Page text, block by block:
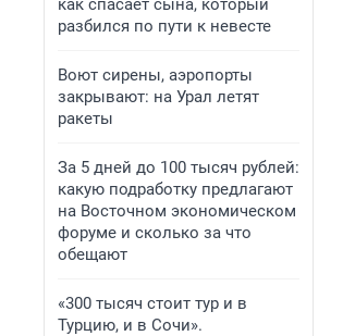
как спасает сына, который
разбился по пути к невесте
Воют сирены, аэропорты
закрывают: на Урал летят
ракеты
За 5 дней до 100 тысяч рублей:
какую подработку предлагают
на Восточном экономическом
форуме и сколько за что
обещают
«300 тысяч стоит тур и в
Турцию, и в Сочи».